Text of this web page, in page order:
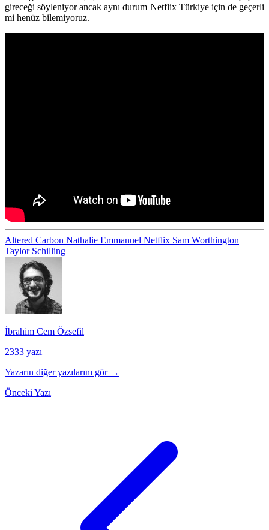
gireceği söyleniyor ancak aynı durum Netflix Türkiye için de geçerli
mi henüz bilemiyoruz.
Altered Carbon Nathalie Emmanuel Netflix Sam Worthington
Taylor Schilling
İbrahim Cem Özsefil
2333 yazı
Yazarın diğer yazılarını gör →
Önceki Yazı